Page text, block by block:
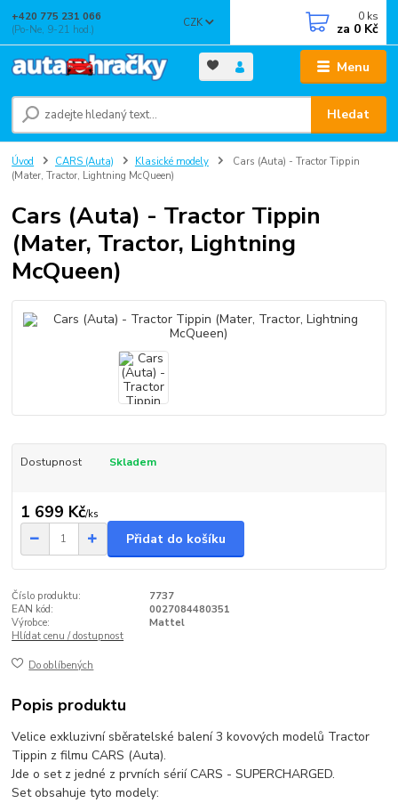
Menu
CZK
Hledat
+420 775 231 066
(Po-Ne, 9-21 hod.)
0 ks
za 0 Kč
Úvod CARS (Auta) Klasické modely
Cars (Auta) - Tractor Tippin
(Mater, Tractor, Lightning McQueen)
Cars (Auta) - Tractor Tippin
(Mater, Tractor, Lightning
McQueen)
Dostupnost Skladem
1 699 Kč/ks
Přidat do košíku
Číslo produktu:
7737
EAN kód:
0027084480351
Výrobce:
Mattel
Hlídat cenu / dostupnost
Do oblíbených
Popis produktu
Velice exkluzivní sběratelské balení 3 kovových modelů Tractor
Tippin z filmu CARS (Auta).
Jde o set z jedné z prvních sérií CARS - SUPERCHARGED.
Set obsahuje tyto modely: